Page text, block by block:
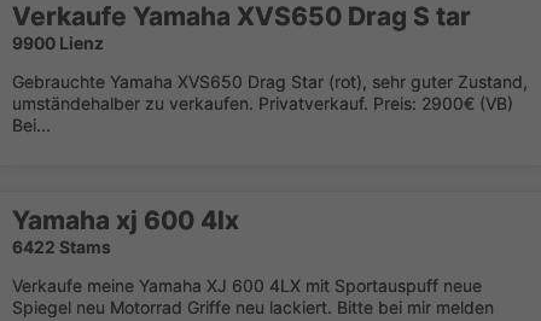
Verkaufe Yamaha XVS650 Drag S tar
9900 Lienz
Gebrauchte Yamaha XVS650 Drag Star (rot), sehr guter Zustand,
umständehalber zu verkaufen. Privatverkauf. Preis: 2900€ (VB)
Bei...
Yamaha xj 600 4lx
6422 Stams
Verkaufe meine Yamaha XJ 600 4LX mit Sportauspuff neue
Spiegel neu Motorrad Griffe neu lackiert. Bitte bei mir melden